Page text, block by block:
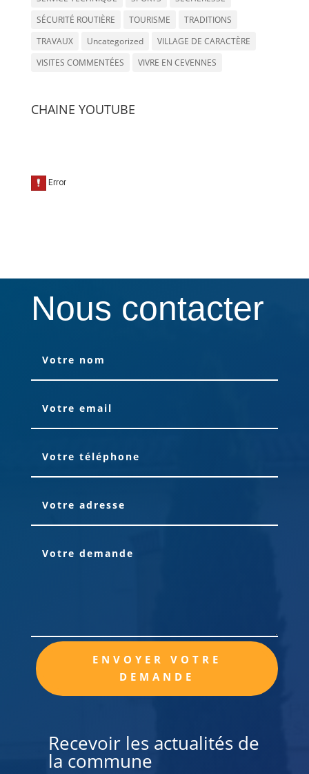
SÉCURITÉ ROUTIÈRE
TOURISME
TRADITIONS
TRAVAUX
Uncategorized
VILLAGE DE CARACTÈRE
VISITES COMMENTÉES
VIVRE EN CEVENNES
CHAINE YOUTUBE
Nous contacter
ENVOYER VOTRE
DEMANDE
Alternative:
Recevoir les actualités de
la commune